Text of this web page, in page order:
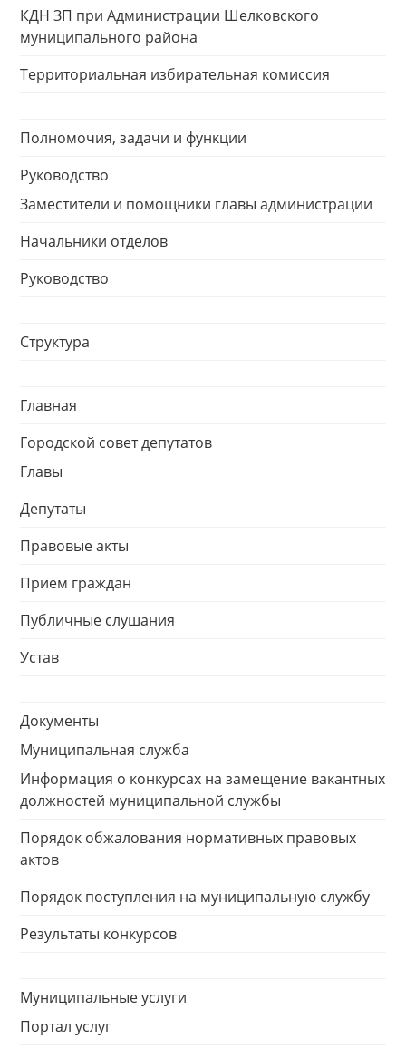
КДН ЗП при Администрации Шелковского
муниципального района
Территориальная избирательная комиссия
Полномочия, задачи и функции
Руководство
Заместители и помощники главы администрации
Начальники отделов
Руководство
Структура
Главная
Городской совет депутатов
Главы
Депутаты
Правовые акты
Прием граждан
Публичные слушания
Устав
Документы
Муниципальная служба
Информация о конкурсах на замещение вакантных
должностей муниципальной службы
Порядок обжалования нормативных правовых
актов
Порядок поступления на муниципальную службу
Результаты конкурсов
Муниципальные услуги
Портал услуг